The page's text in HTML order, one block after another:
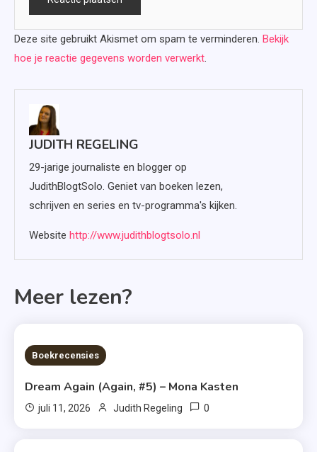
Deze site gebruikt Akismet om spam te verminderen. Bekijk
hoe je reactie gegevens worden verwerkt.
JUDITH REGELING
29-jarige journaliste en blogger op
JudithBlogtSolo. Geniet van boeken lezen,
schrijven en series en tv-programma's kijken.
Website http://www.judithblogtsolo.nl
Meer lezen?
6 MINS READ
Boekrecensies
Dream Again (Again, #5) – Mona Kasten
juli 11, 2026 Judith Regeling 0